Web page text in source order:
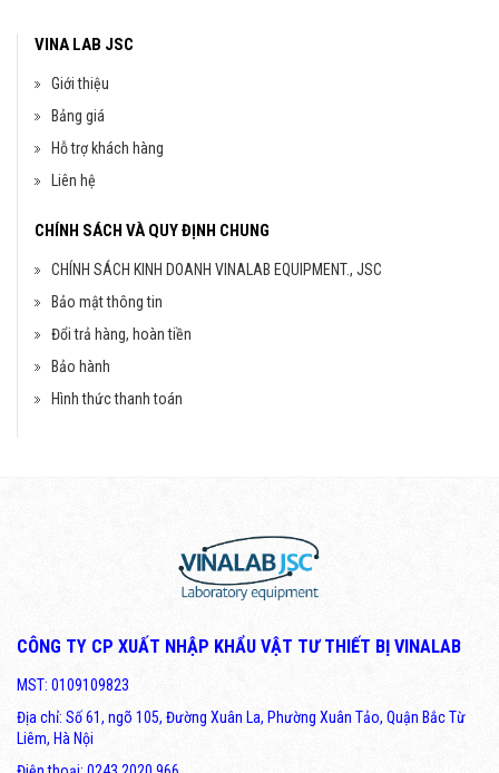
VINA LAB JSC
Giới thiệu
Bảng giá
Hỗ trợ khách hàng
Liên hệ
CHÍNH SÁCH VÀ QUY ĐỊNH CHUNG
CHÍNH SÁCH KINH DOANH VINALAB EQUIPMENT., JSC
Bảo mật thông tin
Đổi trả hàng, hoàn tiền
Bảo hành
Hình thức thanh toán
CÔNG TY CP XUẤT NHẬP KHẨU VẬT TƯ THIẾT BỊ VINALAB
MST: 0109109823
Địa chỉ: Số 61, ngõ 105, Đường Xuân La, Phường Xuân Tảo, Quận Bắc Từ
Liêm, Hà Nội